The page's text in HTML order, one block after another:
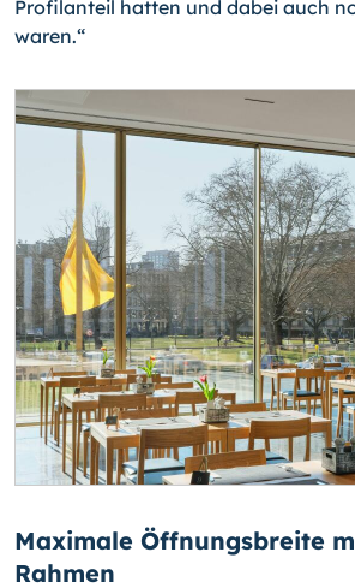
Profilanteil hatten und dabei auch
waren.“
Maximale Öffnungsbreite
Rahmen